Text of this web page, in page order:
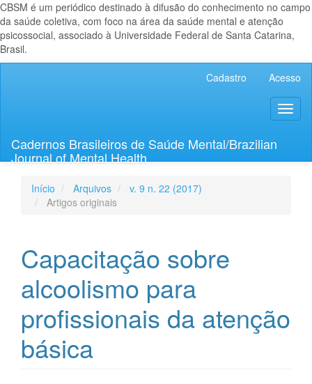
CBSM é um periódico destinado à difusão do conhecimento no campo
da saúde coletiva, com foco na área da saúde mental e atenção
psicossocial, associado à Universidade Federal de Santa Catarina,
Brasil.
Lateral
Cadastro Acesso
Cadernos Brasileiros de Saúde Mental/Brazilian
Journal of Mental Health
Início Arquivos
v. 9 n. 22 (2017)
Artigos originais
Capacitação sobre
alcoolismo para
profissionais da atenção
básica